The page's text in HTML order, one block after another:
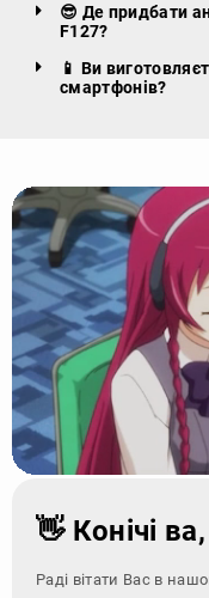
😎 Де придбати
F127?
📱 Ви
смартфонів?
👋 Конічі
Раді вітати Вас в